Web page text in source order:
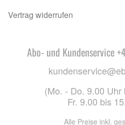
Vertrag widerrufen
Abo- und Kundenservice
(Mo. - Do. 9.00 Uhr
Fr. 9.00 bis
Alle Preise inkl.